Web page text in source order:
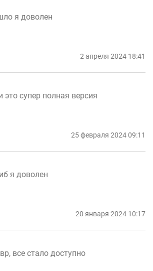
я доволен
2 апреля 2024 18:41
супер полная версия
25 февраля 2024 09:11
я доволен
20 января 2024 10:17
все стало доступно